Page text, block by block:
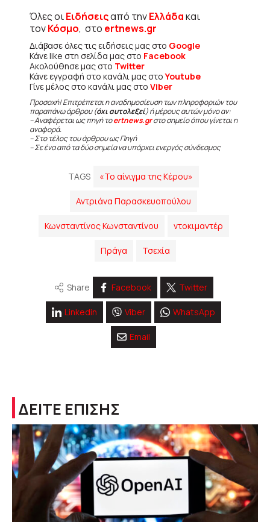
Όλες οιΕιδήσειςαπό τηνΕλλάδακαι
τονΚόσμο, στο ertnews.gr
Διάβασε όλες τις ειδήσεις μας στο Google
Κάνε like στη σελίδα μας στο Facebook
Ακολούθησε μας στο Twitter
Κάνε εγγραφή στο κανάλι μας στοYoutube
Γίνε μέλος στο κανάλι μας στο Viber
Προσοχή! Επιτρέπεται η αναδημοσίευση των πληροφοριών του
παραπάνω άρθρου (όχι αυτολεξεί) ή μέρους αυτών μόνο αν:
– Αναφέρεται ως πηγή τοertnews.grστο σημείο όπου γίνεται η
αναφορά.
– Στο τέλος του άρθρου ως Πηγή
– Σε ένα από τα δύο σημεία να υπάρχει ενεργός σύνδεσμος
TAGS «Το αίνιγμα της Κέρου»
Αντριάνα Παρασκευοπούλου
Κωνσταντίνος Κωνσταντίνου ντοκιμαντέρ
Πράγα Τσεχία
Share Facebook Twitter
Linkedin Viber WhatsApp
Email
ΔΕΙΤΕ ΕΠΙΣΗΣ